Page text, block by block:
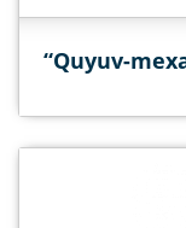
“Quyuv-